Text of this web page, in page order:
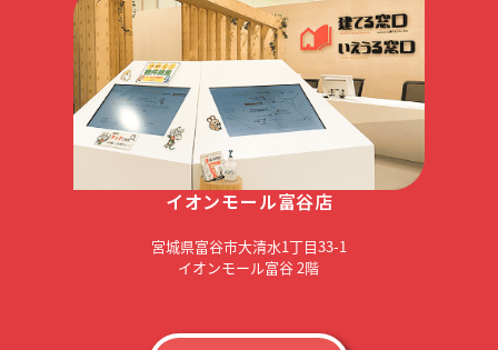
イオンモール富谷店
宮城県富谷市大清水1丁目33-1
イオンモール富谷 2階